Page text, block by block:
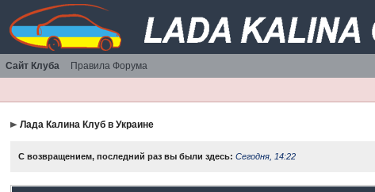
Сайт Клуба Правила Форума
Лада Калина Клуб в Украине
С возвращением, последний раз вы были здесь:Сегодня, 14:22